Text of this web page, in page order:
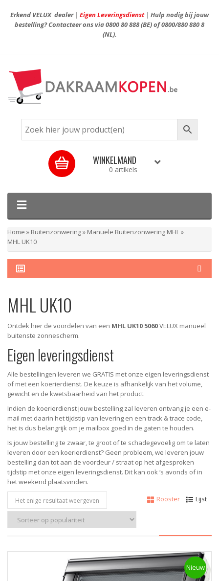
Erkend VELUX dealer| Eigen Leveringsdienst| Hulp nodig bij jouw
bestelling? Contacteer ons via0800 80 888(BE) of0800/880 880 8
(NL).
WINKELMAND
0 artikels
Home » Buitenzonwering» Manuele Buitenzonwering MHL»
MHL UK10
MHL UK10
Ontdek hier de voordelen van een MHL UK10 5060VELUX manueel
buitenste zonnescherm.
Eigen leveringsdienst
Alle bestellingen leveren we GRATIS met onze eigen leveringsdienst
of met een koerierdienst. De keuze is afhankelijk van het volume,
gewicht en de kwetsbaarheid van het product.
Indien de koerierdienst jouw bestelling zal leveren ontvang je een e-
mail met daarin het tijdstip van levering en een track & trace code,
het is dus belangrijk om je mailbox goed in de gaten te houden.
Is jouw bestelling te zwaar, te groot of te schadegevoelig om te laten
leveren door een koerierdienst? Geen probleem, we leveren jouw
bestelling dan tot aan de voordeur / straat op het afgesproken
tijdstip met onze eigen leveringsdienst. Dit kan ook ‘s avonds of in
het weekend plaatsvinden.
Rooster
Lijst
Het enige resultaat weergeven
Nieuw